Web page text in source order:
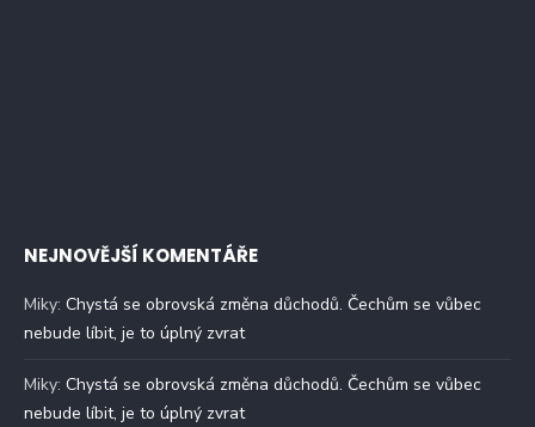
NEJNOVĚJŠÍ KOMENTÁŘE
Miky: Chystá se obrovská změna důchodů. Čechům se vůbec
nebude líbit, je to úplný zvrat
Miky: Chystá se obrovská změna důchodů. Čechům se vůbec
nebude líbit, je to úplný zvrat